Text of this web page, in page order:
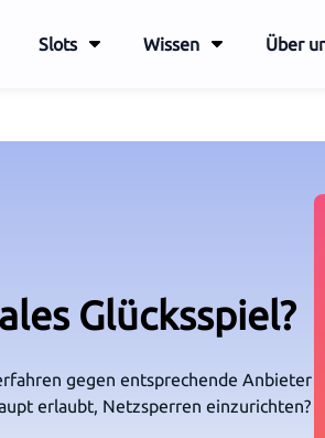
Slots Wissen Über
Glücksspiel?
gegen entsprechende Anbieter
erlaubt, Netzsperren einzurichten?